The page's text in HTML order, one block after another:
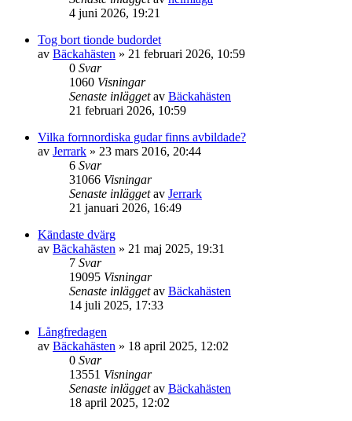
4 juni 2026, 19:21
Tog bort tionde budordet
av Bäckahästen » 21 februari 2026, 10:59
0 Svar
1060 Visningar
Senaste inläggetav Bäckahästen
21 februari 2026, 10:59
Vilka fornnordiska gudar finns avbildade?
av Jerrark » 23 mars 2016, 20:44
6 Svar
31066 Visningar
Senaste inläggetav Jerrark
21 januari 2026, 16:49
Kändaste dvärg
av Bäckahästen » 21 maj 2025, 19:31
7 Svar
19095 Visningar
Senaste inläggetav Bäckahästen
14 juli 2025, 17:33
Långfredagen
av Bäckahästen » 18 april 2025, 12:02
0 Svar
13551 Visningar
Senaste inläggetav Bäckahästen
18 april 2025, 12:02